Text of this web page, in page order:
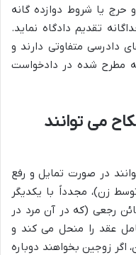
حرج یا شروط دوازده گانه
تقدیم دادگاه نماید.
دادرسی متفاوتی دارند و
مطرح شده در دادخواست
می توانند
در صورت تمایل و رفع
زن)، مجدداً با یکدیگر
رجعی (که در آن مرد در
عقد را منحل می کند و
اگر زوجین بخواهند دوباره